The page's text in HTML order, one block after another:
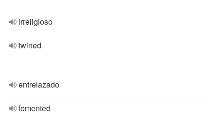
irreligioso
twined
entrelazado
fomented